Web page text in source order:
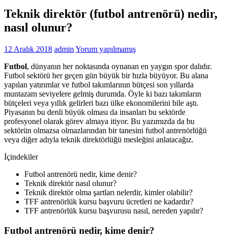
Teknik direktör (futbol antrenörü) nedir,
nasıl olunur?
12 Aralık 2018 admin Yorum yapılmamış
Futbol, dünyanın her noktasında oynanan en yaygın spor dalıdır.
Futbol sektörü her geçen gün büyük bir hızla büyüyor. Bu alana
yapılan yatırımlar ve futbol takımlarının bütçesi son yıllarda
muntazam seviyelere gelmiş durumda. Öyle ki bazı takımların
bütçeleri veya yıllık gelirleri bazı ülke ekonomilerini bile aştı.
Piyasanın bu denli büyük olması da insanları bu sektörde
profesyonel olarak görev almaya itiyor. Bu yazımızda da bu
sektörün olmazsa olmazlarından bir tanesini futbol antrenörlüğü
veya diğer adıyla teknik direktörlüğü mesleğini anlatacağız.
İçindekiler
Futbol antrenörü nedir, kime denir?
Teknik direktör nasıl olunur?
Teknik direktör olma şartları nelerdir, kimler olabilir?
TFF antrenörlük kursu başvuru ücretleri ne kadardır?
TFF antrenörlük kursu başvurusu nasıl, nereden yapılır?
Futbol antrenörü nedir, kime denir?